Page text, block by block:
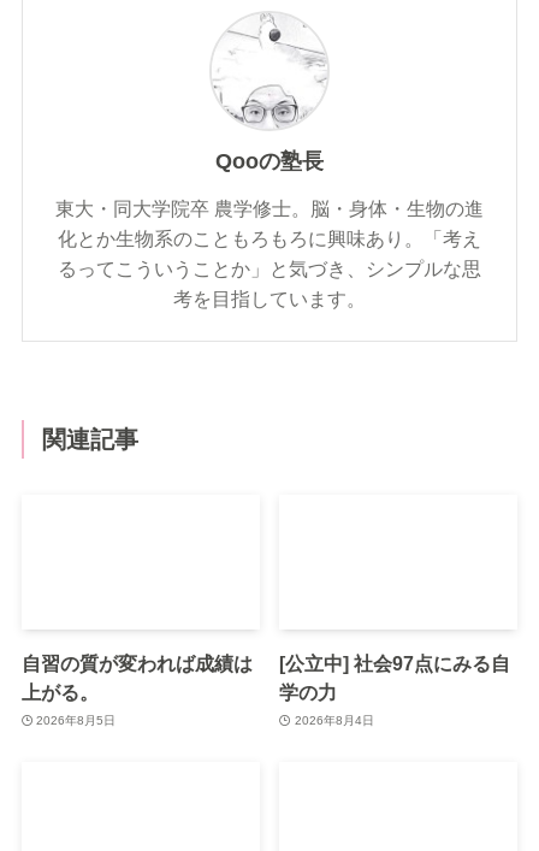
Qooの塾長
東大・同大学院卒 農学修士。脳・身体・生物の進
化とか生物系のこともろもろに興味あり。「考え
るってこういうことか」と気づき、シンプルな思
考を目指しています。
関連記事
自習の質が変われば成績は
上がる。
2026年8月5日
[公立中] 社会97点にみる自
学の力
2026年8月4日